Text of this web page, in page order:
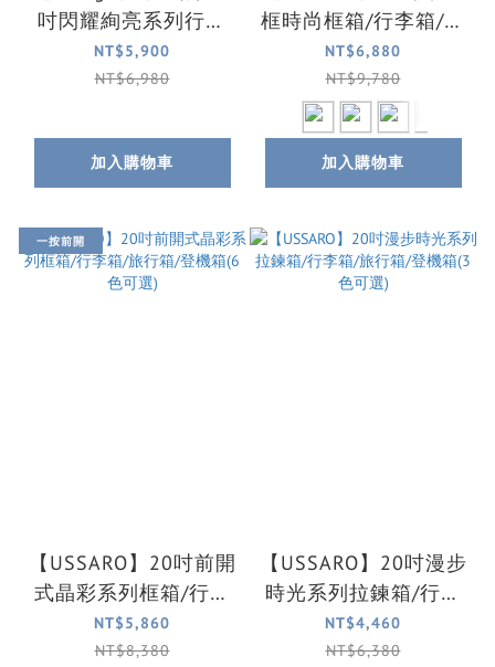
吋閃耀絢亮系列行李
箱/旅行箱/胖胖箱(4色
可選)
NT$5,900
NT$6,980
加入購物車
框時尚框箱/行李箱/旅
行箱/託運箱(5色可選)
NT$6,880
NT$9,780
加入購物車
一按前開
【USSARO】20吋前開
式晶彩系列框箱/行李
箱/旅行箱/登機箱(6色
可選)
NT$5,860
NT$8,380
【USSARO】20吋漫步
時光系列拉鍊箱/行李
箱/旅行箱/登機箱(3色
可選)
NT$4,460
NT$6,380